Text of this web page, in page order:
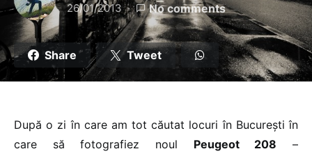
26/01/2013 No comments
Share Tweet
După o zi în care am tot căutat locuri în București în
care să fotografiez noul Peugeot 208 –